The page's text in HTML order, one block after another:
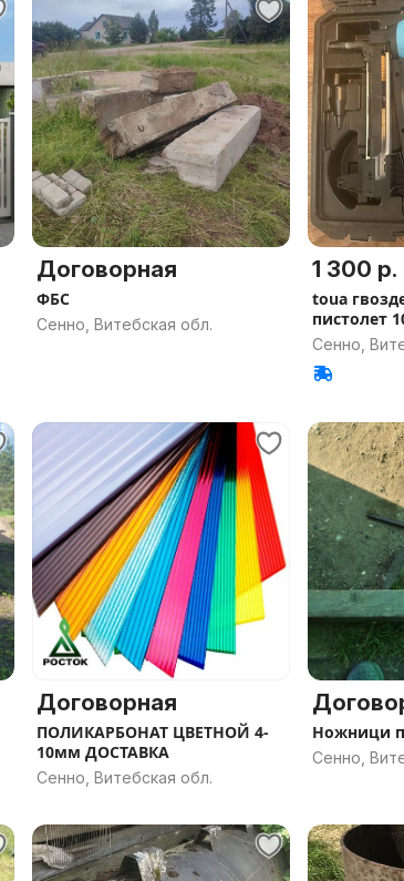
Договорная
ФБС
Сенно, Витебская обл.
1 300 р.
toua
пистолет
Сенно,
Договорная
ПОЛИКАРБОНАТ ЦВЕТНОЙ 4-
10мм ДОСТАВКА
Сенно, Витебская обл.
Ножници
Сенно,